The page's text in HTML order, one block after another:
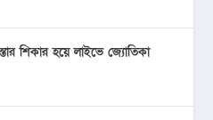
শিকার হয়ে লাইভে জ্যোতিকা